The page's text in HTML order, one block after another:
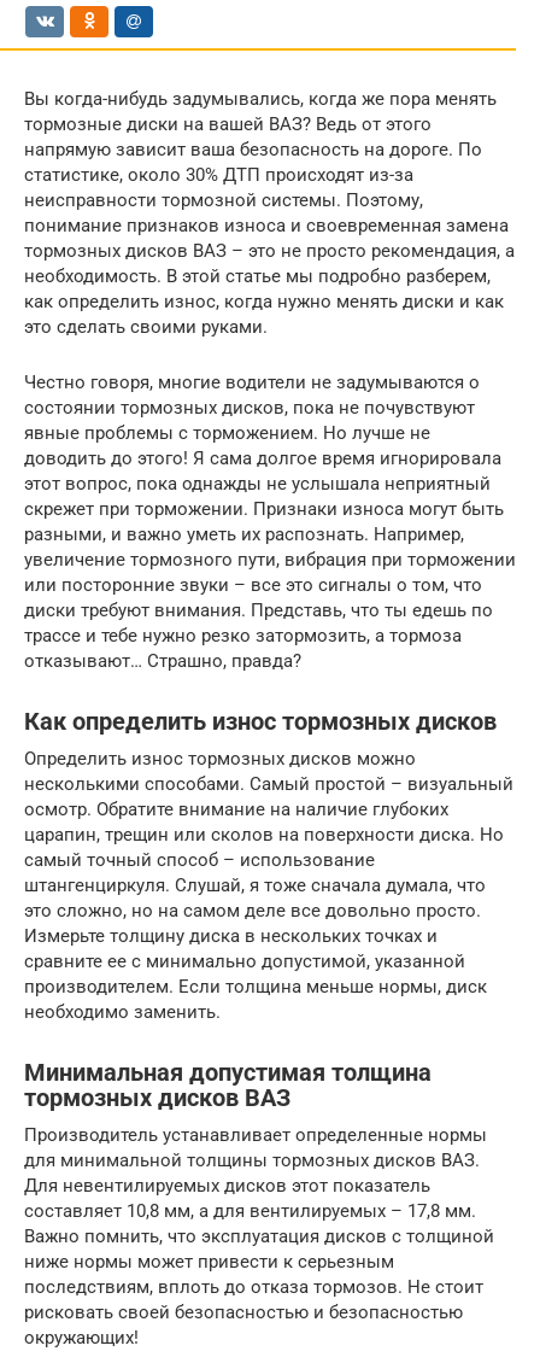
Вы когда-нибудь задумывались, когда же пора менять
тормозные диски на вашей ВАЗ? Ведь от этого
напрямую зависит ваша безопасность на дороге. По
статистике, около 30% ДТП происходят из-за
неисправности тормозной системы. Поэтому,
понимание признаков износа и своевременная замена
тормозных дисков ВАЗ – это не просто рекомендация, а
необходимость. В этой статье мы подробно разберем,
как определить износ, когда нужно менять диски и как
это сделать своими руками.
Честно говоря, многие водители не задумываются о
состоянии тормозных дисков, пока не почувствуют
явные проблемы с торможением. Но лучше не
доводить до этого! Я сама долгое время игнорировала
этот вопрос, пока однажды не услышала неприятный
скрежет при торможении. Признаки износа могут быть
разными, и важно уметь их распознать. Например,
увеличение тормозного пути, вибрация при торможении
или посторонние звуки – все это сигналы о том, что
диски требуют внимания. Представь, что ты едешь по
трассе и тебе нужно резко затормозить, а тормоза
отказывают… Страшно, правда?
Как определить износ тормозных дисков
Определить износ тормозных дисков можно
несколькими способами. Самый простой – визуальный
осмотр. Обратите внимание на наличие глубоких
царапин, трещин или сколов на поверхности диска. Но
самый точный способ – использование
штангенциркуля. Слушай, я тоже сначала думала, что
это сложно, но на самом деле все довольно просто.
Измерьте толщину диска в нескольких точках и
сравните ее с минимально допустимой, указанной
производителем. Если толщина меньше нормы, диск
необходимо заменить.
Минимальная допустимая толщина
тормозных дисков ВАЗ
Производитель устанавливает определенные нормы
для минимальной толщины тормозных дисков ВАЗ.
Для невентилируемых дисков этот показатель
составляет 10,8 мм, а для вентилируемых – 17,8 мм.
Важно помнить, что эксплуатация дисков с толщиной
ниже нормы может привести к серьезным
последствиям, вплоть до отказа тормозов. Не стоит
рисковать своей безопасностью и безопасностью
окружающих!